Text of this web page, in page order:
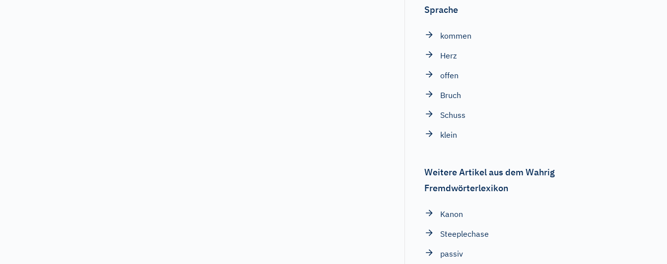
Sprache
kommen
Herz
offen
Bruch
Schuss
klein
Weitere Artikel aus dem Wahrig
Fremdwörterlexikon
Kanon
Steeplechase
passiv